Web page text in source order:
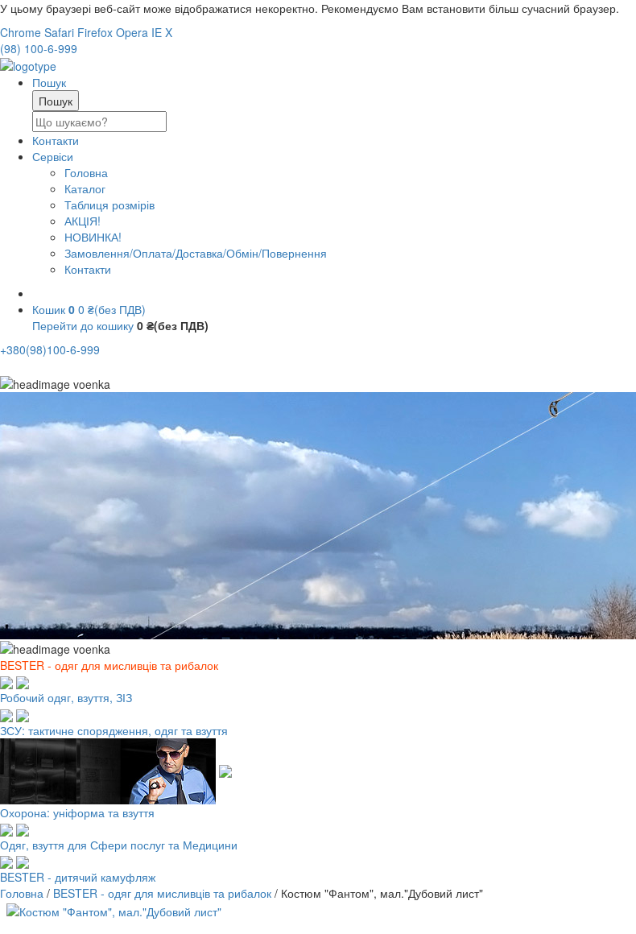
У цьому браузері веб-сайт може відображатися некоректно. Рекомендуємо Вам встановити більш сучасний браузер.
Chrome Safari Firefox Opera IE X
(98) 100-6-999
Пошук
Контакти
Сервіси
Головна
Каталог
Таблиця розмірів
АКЦІЯ!
НОВИНКА!
Замовлення/Оплата/Доставка/Обмін/Повернення
Контакти
Кошик 0 0 ₴(без ПДВ)
Перейти до кошику 0 ₴(без ПДВ)
+380(98)100-6-999
BESTER - одяг для мисливців та рибалок
Робочий одяг, взуття, ЗІЗ
ЗСУ: тактичне спорядження, одяг та взуття
Охорона: уніформа та взуття
Одяг, взуття для Сфери послуг та Медицини
BESTER - дитячий камуфляж
Головна / BESTER - одяг для мисливців та рибалок / Костюм "Фантом", мал."Дубовий лист"